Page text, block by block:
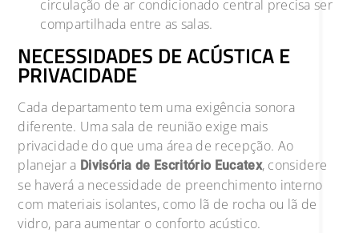
circulação de ar condicionado central precisa ser
compartilhada entre as salas.
NECESSIDADES DE ACÚSTICA E
PRIVACIDADE
Cada departamento tem uma exigência sonora
diferente. Uma sala de reunião exige mais
privacidade do que uma área de recepção. Ao
planejar a Divisória de Escritório Eucatex, considere
se haverá a necessidade de preenchimento interno
com materiais isolantes, como lã de rocha ou lã de
vidro, para aumentar o conforto acústico.